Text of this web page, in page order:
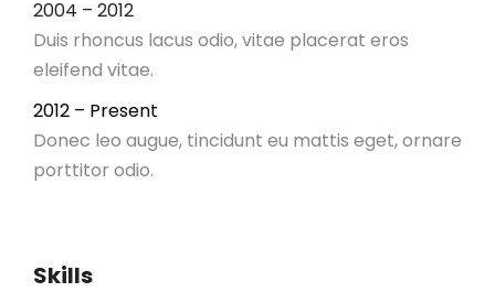
2004 – 2012
Duis rhoncus lacus odio, vitae placerat eros
eleifend vitae.
2012 – Present
Donec leo augue, tincidunt eu mattis eget, ornare
porttitor odio.
Skills